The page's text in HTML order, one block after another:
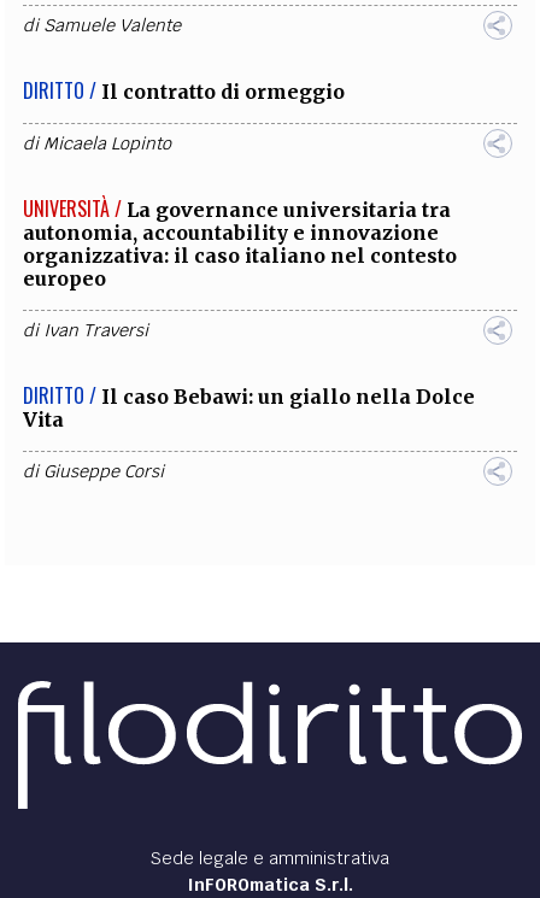
diSamuele Valente
DIRITTO / Il contratto di ormeggio
diMicaela Lopinto
UNIVERSITÀ / La governance universitaria tra
autonomia, accountability e innovazione
organizzativa: il caso italiano nel contesto
europeo
di Ivan Traversi
DIRITTO / Il caso Bebawi: un giallo nella Dolce
Vita
diGiuseppe Corsi
Sede legale e amministrativa
InFOROmatica S.r.l.